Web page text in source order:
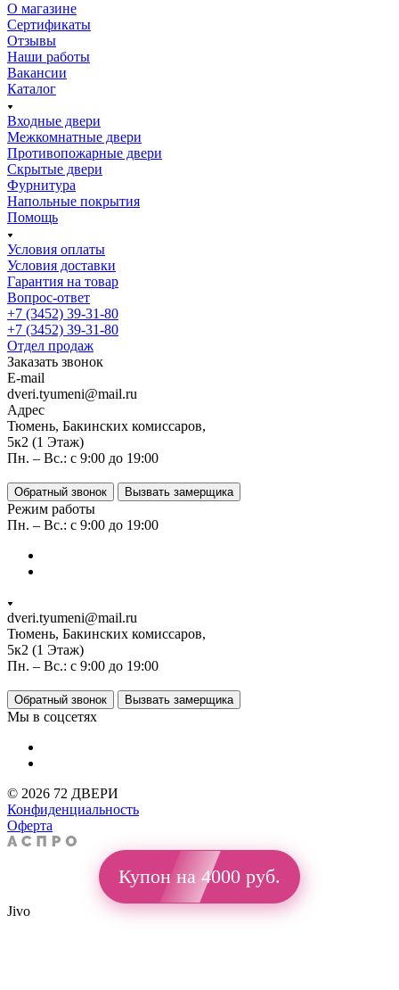
О магазине
Сертификаты
Отзывы
Наши работы
Вакансии
Каталог
Входные двери
Межкомнатные двери
Противопожарные двери
Скрытые двери
Фурнитура
Напольные покрытия
Помощь
Условия оплаты
Условия доставки
Гарантия на товар
Вопрос-ответ
+7 (3452) 39-31-80
+7 (3452) 39-31-80
Отдел продаж
Заказать звонок
E-mail
dveri.tyumeni@mail.ru
Адрес
Тюмень, Бакинских комиссаров,
5к2 (1 Этаж)
Пн. – Вс.: с 9:00 до 19:00
Обратный звонок Вызвать замерщика
Режим работы
Пн. – Вс.: с 9:00 до 19:00
dveri.tyumeni@mail.ru
Тюмень, Бакинских комиссаров,
5к2 (1 Этаж)
Пн. – Вс.: с 9:00 до 19:00
Обратный звонок Вызвать замерщика
Мы в соцсетях
© 2026 72 ДВЕРИ
Конфиденциальность
Оферта
Купон на 4000 руб.
Jivo